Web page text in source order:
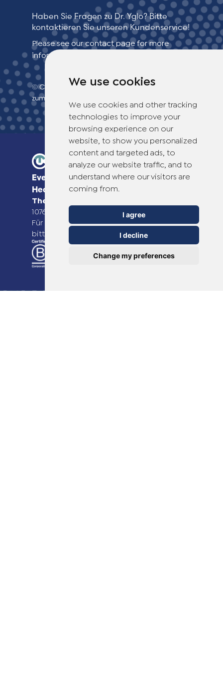
We use cookies
We use cookies and other tracking
technologies to improve your
browsing experience on our
website, to show you personalized
content and targeted ads, to
analyze our website traffic, and to
understand where our visitors are
coming from.
I agree
I decline
Change my preferences
Haben Sie Fragen zu Dr. Yglo? Bitte
kontaktieren Sie unseren Kundenservice!
Please see our contact page for more
information.
© Copyright 2026 TheOTCLab B.V.> Erklärung
zum Datenschutz
Everyday Smart
Healthcare Solutions
TheOTCLab B.V.
1076 EE Amsterdam, The Netherlands
Für weitere Informationen besuchen Sie
bitte
www.theotclab.com